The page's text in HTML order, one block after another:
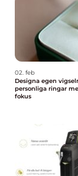
02. feb
Designa egen
personliga ringar
fokus